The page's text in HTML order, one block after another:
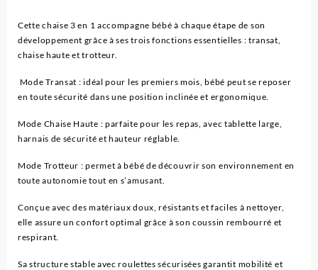
Cette chaise 3 en 1 accompagne bébé à chaque étape de son
développement grâce à ses trois fonctions essentielles : transat,
chaise haute et trotteur.
Mode Transat : idéal pour les premiers mois, bébé peut se reposer
en toute sécurité dans une position inclinée et ergonomique.
Mode Chaise Haute : parfaite pour les repas, avec tablette large,
harnais de sécurité et hauteur réglable.
Mode Trotteur : permet à bébé de découvrir son environnement en
toute autonomie tout en s’amusant.
Conçue avec des matériaux doux, résistants et faciles à nettoyer,
elle assure un confort optimal grâce à son coussin rembourré et
respirant.
Sa structure stable avec roulettes sécurisées garantit mobilité et